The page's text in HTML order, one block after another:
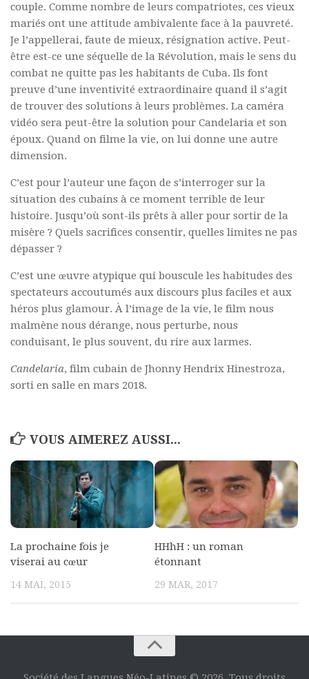
couple. Comme nombre de leurs compatriotes, ces vieux
mariés ont une attitude ambivalente face à la pauvreté.
Je l’appellerai, faute de mieux, résignation active. Peut-
être est-ce une séquelle de la Révolution, mais le sens du
combat ne quitte pas les habitants de Cuba. Ils font
preuve d’une inventivité extraordinaire quand il s’agit
de trouver des solutions à leurs problèmes. La caméra
vidéo sera peut-être la solution pour Candelaria et son
époux. Quand on filme la vie, on lui donne une autre
dimension.
C’est pour l’auteur une façon de s’interroger sur la
situation des cubains à ce moment terrible de leur
histoire. Jusqu’où sont-ils prêts à aller pour sortir de la
misère ? Quels sacrifices consentir, quelles limites ne pas
dépasser ?
C’est une œuvre atypique qui bouscule les habitudes des
spectateurs accoutumés aux discours plus faciles et aux
héros plus glamour. À l’image de la vie, le film nous
malmène nous dérange, nous perturbe, nous
conduisant, le plus souvent, du rire aux larmes.
Candelaria, film cubain de Jhonny Hendrix Hinestroza,
sorti en salle en mars 2018.
VOUS AIMEREZ AUSSI...
La prochaine fois je
viserai au cœur
14 MAI, 2015
HHhH : un roman
étonnant
29 MAR, 2017